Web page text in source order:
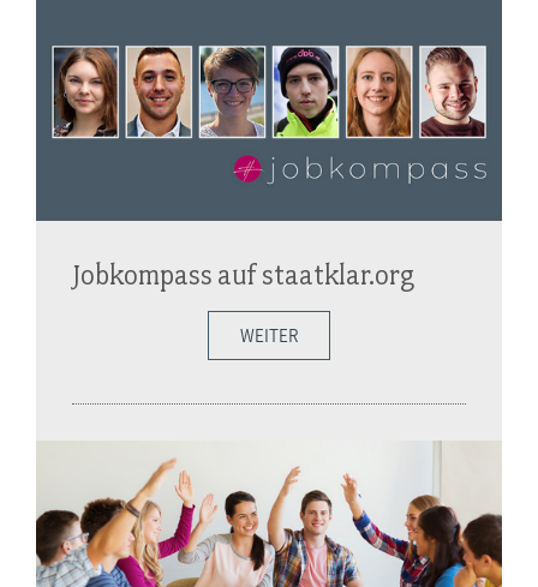
Jobkompass auf staatklar.org
WEITER